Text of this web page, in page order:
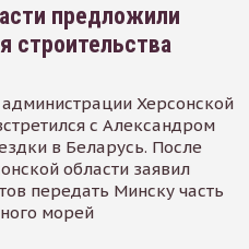
предложили
строительства
Херсонской
с Александром
в Беларусь. После
области заявил
передать Минску часть
морей